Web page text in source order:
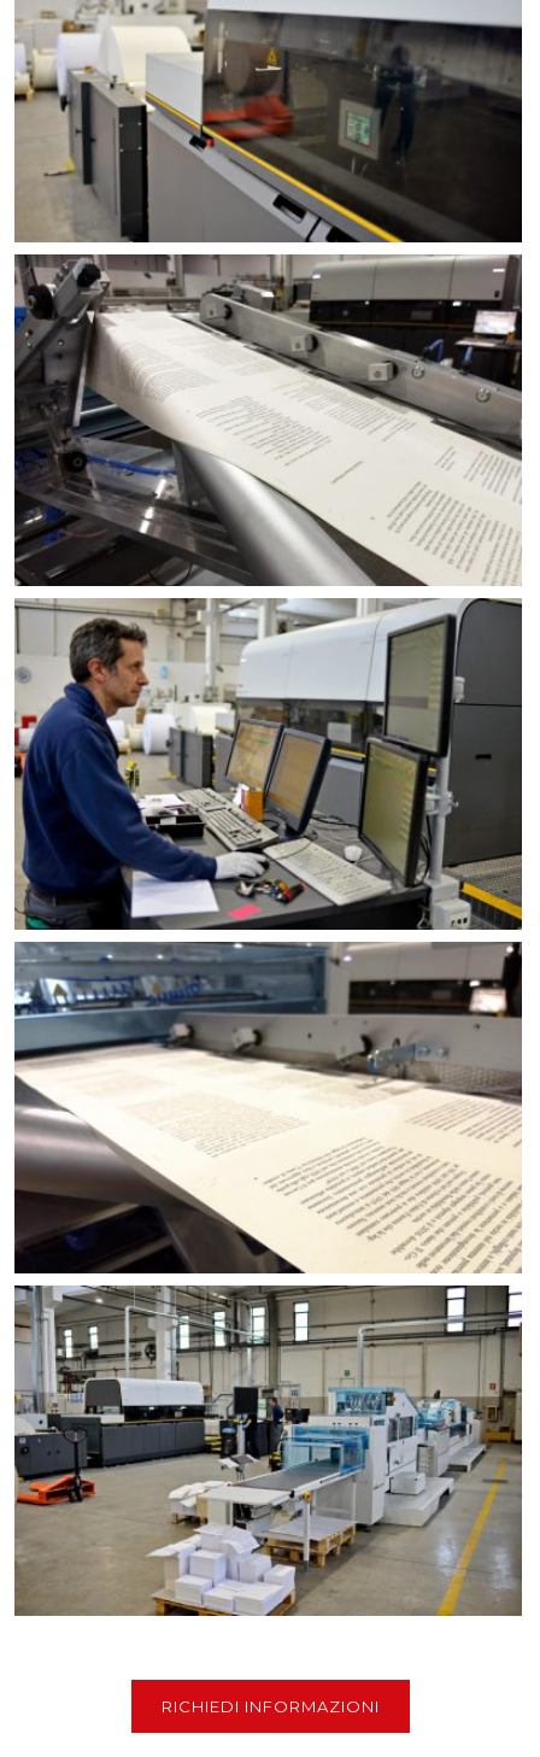
RICHIEDI INFORMAZIONI